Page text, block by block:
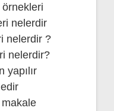
örnekleri
nelerdir
nelerdir ?
nelerdir?
yapılır
makale